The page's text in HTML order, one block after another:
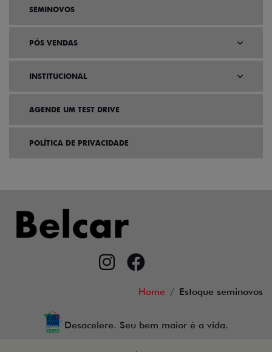
SEMINOVOS
PÓS VENDAS
INSTITUCIONAL
AGENDE UM TEST DRIVE
POLÍTICA DE PRIVACIDADE
Home Estoque seminovos
Desacelere. Seu bem maior é a vida.